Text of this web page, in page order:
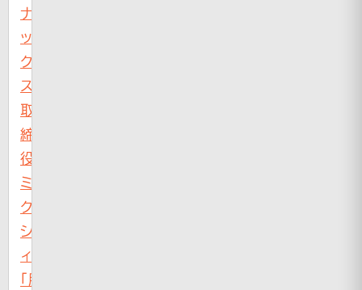
ナ
ッ
ク
ス
取
締
役、
ミ
ク
シ
ィ
「肛